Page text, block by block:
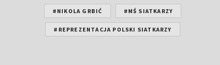
#NIKOLA GRBIĆ #MŚ SIATKARZY
#REPREZENTACJA POLSKI SIATKARZY